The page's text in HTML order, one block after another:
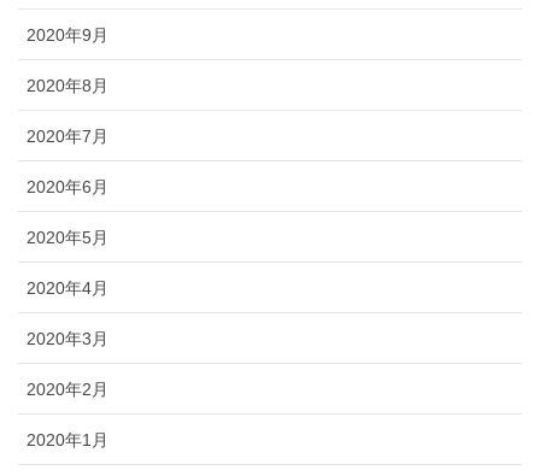
2020年9月
2020年8月
2020年7月
2020年6月
2020年5月
2020年4月
2020年3月
2020年2月
2020年1月